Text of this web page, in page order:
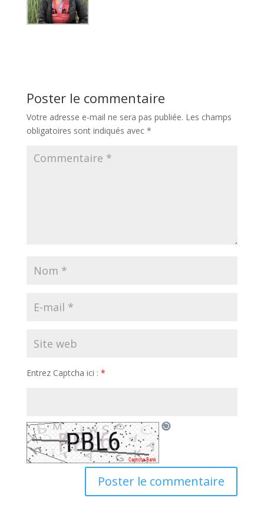
Poster le commentaire
Votre adresse e-mail ne sera pas publiée. Les champs
obligatoires sont indiqués avec *
Entrez Captcha ici : *